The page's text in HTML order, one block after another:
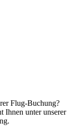
Flug-Buchung?
Ihnen unter unserer